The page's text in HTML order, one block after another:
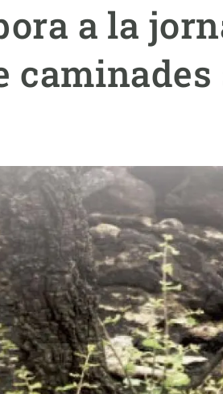
a la
Solucions
Política i gestió
Oportunitats
Demana la teva
Demana la teva
Un lloc on créixer
Seminaris i
T’oferim